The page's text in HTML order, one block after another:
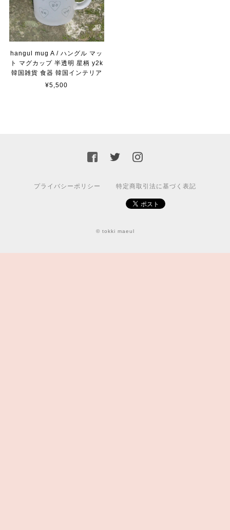
hangul mug A / ハングル マッ
ト マグカップ 半透明 星柄 y2k
韓国雑貨 食器 韓国インテリア
¥5,500
プライバシーポリシー 特定商取引法に基づく表記
© tokki maeul